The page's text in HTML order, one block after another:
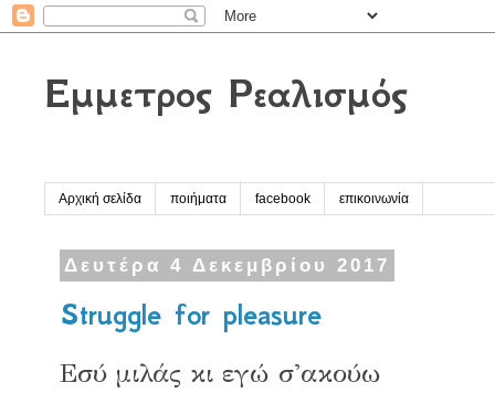
Έμμετρος Ρεαλισμός
Αρχική σελίδα ποιήματα facebook επικοινωνία
Δευτέρα 4 Δεκεμβρίου 2017
Struggle for pleasure
Εσύ μιλάς κι εγώ σ'ακούω